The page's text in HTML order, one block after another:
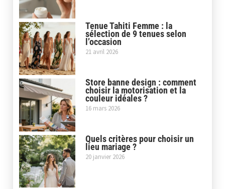
Tenue Tahiti Femme : la
sélection de 9 tenues selon
l’occasion
21 avril 2026
Store banne design : comment
choisir la motorisation et la
couleur idéales ?
16 mars 2026
Quels critères pour choisir un
lieu mariage ?
20 janvier 2026